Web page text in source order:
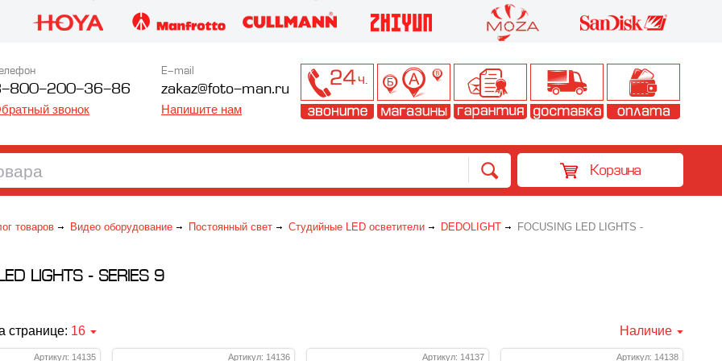
800-200-36-86
звонок
E-mail
zakaz@foto-man.ru
Напишите нам
Корзина
товаров Видео оборудование Постоянный свет Студийные LED осветители DEDOLIGHT FOCUSING LED LIGHTS -
LIGHTS - SERIES 9
странице: 16 Наличие
Артикул: 14135 Артикул: 14136 Артикул: 14137 Артикул: 14138